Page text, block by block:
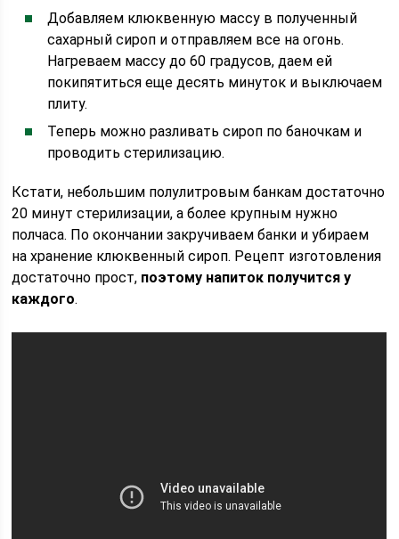
Добавляем клюквенную массу в полученный
сахарный сироп и отправляем все на огонь.
Нагреваем массу до 60 градусов, даем ей
покипятиться еще десять минуток и выключаем
плиту.
Теперь можно разливать сироп по баночкам и
проводить стерилизацию.
Кстати, небольшим полулитровым банкам достаточно
20 минут стерилизации, а более крупным нужно
полчаса. По окончании закручиваем банки и убираем
на хранение клюквенный сироп. Рецепт изготовления
достаточно прост, поэтому напиток получится у
каждого.